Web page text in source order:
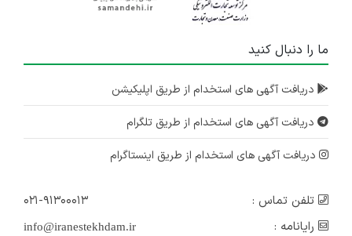
ما را دنبال کنید
دریافت آگهی های استخدام از طریق اپلیکیشن
دریافت آگهی های استخدام از طریق تلگرام
دریافت آگهی های استخدام از طریق اینستاگرام
تلفن تماس :
۰۲۱-۹۱۳۰۰۰۱۳
رایانامه :
info@iranestekhdam.ir